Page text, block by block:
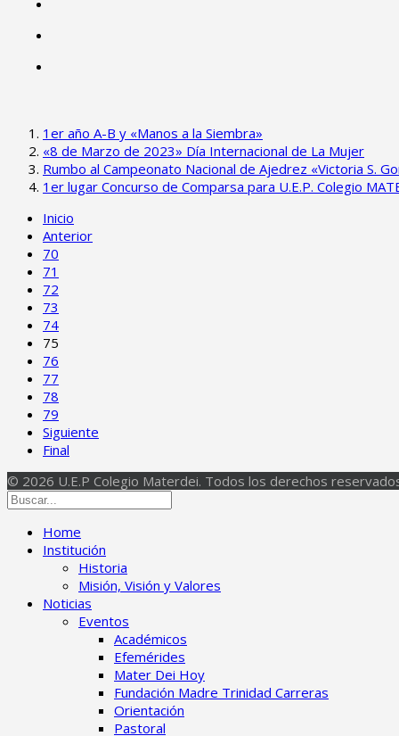
1er año A-B y «Manos a la Siembra»
«8 de Marzo de 2023» Día Internacional de La Mujer
Rumbo al Campeonato Nacional de Ajedrez «Victoria S.
1er lugar Concurso de Comparsa para U.E.P. Colegio
Inicio
Anterior
70
71
72
73
74
75
76
77
78
79
Siguiente
Final
© 2026 U.E.P Colegio Materdei. Todos los derechos
Home
Institución
Historia
Misión, Visión y Valores
Noticias
Eventos
Académicos
Efemérides
Mater Dei Hoy
Fundación Madre Trinidad Carreras
Orientación
Pastoral